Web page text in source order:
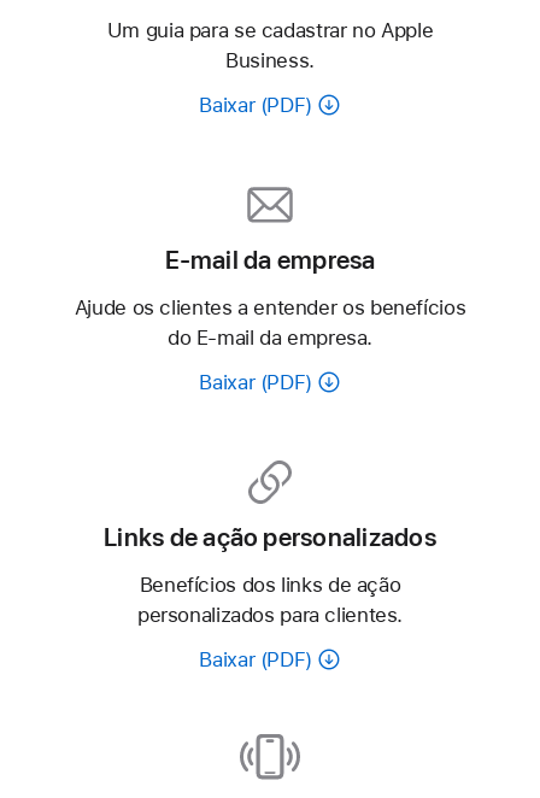
Um guia para se cadastrar no Apple
Business.
Baixar (PDF)
E-mail da empresa
Ajude os clientes a entender os benefícios
do E-mail da empresa.
Baixar (PDF)
Links de ação personalizados
Benefícios dos links de ação
personalizados para clientes.
Baixar (PDF)